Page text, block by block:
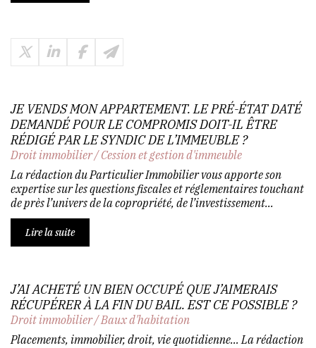
JE VENDS MON APPARTEMENT. LE PRÉ-ÉTAT DATÉ
DEMANDÉ POUR LE COMPROMIS DOIT-IL ÊTRE
RÉDIGÉ PAR LE SYNDIC DE L’IMMEUBLE ?
Droit immobilier/Cession et gestion d'immeuble
La rédaction du Particulier Immobilier vous apporte son
expertise sur les questions fiscales et réglementaires touchant
de près l’univers de la copropriété, de l’investissement...
Lire la suite
J’AI ACHETÉ UN BIEN OCCUPÉ QUE J’AIMERAIS
RÉCUPÉRER À LA FIN DU BAIL. EST CE POSSIBLE ?
Droit immobilier/Baux d'habitation
Placements, immobilier, droit, vie quotidienne… La rédaction